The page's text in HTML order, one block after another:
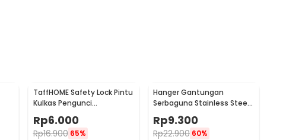
TaffHOME Safety Lock Pintu
Kulkas Pengunci
Tambahan Tempel - S1843
Rp6.000
Rp16.900 65%
Hanger Gantungan
Serbaguna Stainless Steel
10 PCS - M127105
Rp9.300
Rp22.900 60%